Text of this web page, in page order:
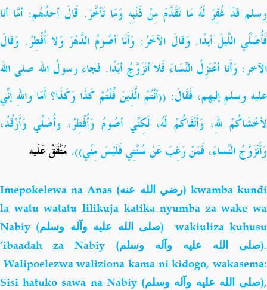
وسلم قدْ غُفِرَ لَهُ مَا تَقَدَّمَ مِنْ ذَنْبِهِ وَمَا تَأخَّرَ. قَالَ أحدُهُم: أمَّا أنا
فَأُصَلِّي اللَّيلَ أبدًا. وَقالَ الآخَرُ: وَأَنَا أصُومُ الدَّهْرَ وَلا أُفْطِرُ. وَقالَ
الآخر: وَأَنا أعْتَزِلُ النِّسَاءَ فَلا أتَزَوَّجُ أبَدًا. فجاء رسولُ الله صلى الله
عليه وسلم إليهم، فَقَالَ: ((أنْتُمُ الَّذِينَ قُلْتُمْ كَذَا وَكَذَا؟ أَمَا واللهِ إنِّي
لأخْشَاكُمْ للهِ، وَأَتْقَاكُمْ لَهُ، لَكِنِّي أصُومُ وَأُفْطِرُ، وأُصَلِّي وَأَرْقُدُ،
وَأَتَزَوَّجُ النِّساءَ، فَمَنْ رَغِبَ عَنْ سُنَّتِي فَلَيْسَ مِنِّي)). مُتَّفَقٌ عَلَيه
Imepokelewa na Anas (رضي الله عنه) kwamba kundi
la watu watatu lilikuja katika nyumba za wake wa
Nabiy (صلى الله عليه وآله وسلم) wakiuliza kuhusu
‘ibaadah za Nabiy (صلى الله عليه وآله وسلم).
Walipoelezwa waliziona kama ni kidogo, wakasema:
Sisi hatuko sawa na Nabiy (صلى الله عليه وآله وسلم),